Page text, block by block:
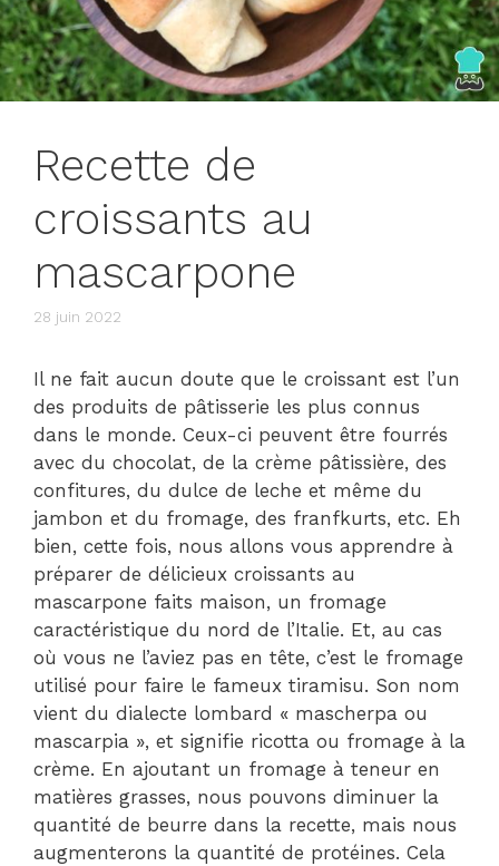
Recette de
croissants au
mascarpone
28 juin 2022
Il ne fait aucun doute que le croissant est l’un
des produits de pâtisserie les plus connus
dans le monde. Ceux-ci peuvent être fourrés
avec du chocolat, de la crème pâtissière, des
confitures, du dulce de leche et même du
jambon et du fromage, des franfkurts, etc. Eh
bien, cette fois, nous allons vous apprendre à
préparer de délicieux croissants au
mascarpone faits maison, un fromage
caractéristique du nord de l’Italie. Et, au cas
où vous ne l’aviez pas en tête, c’est le fromage
utilisé pour faire le fameux tiramisu. Son nom
vient du dialecte lombard « mascherpa ou
mascarpia », et signifie ricotta ou fromage à la
crème. En ajoutant un fromage à teneur en
matières grasses, nous pouvons diminuer la
quantité de beurre dans la recette, mais nous
augmenterons la quantité de protéines. Cela